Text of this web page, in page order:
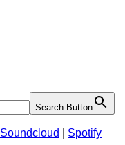
Search Button
Soundcloud Spotify